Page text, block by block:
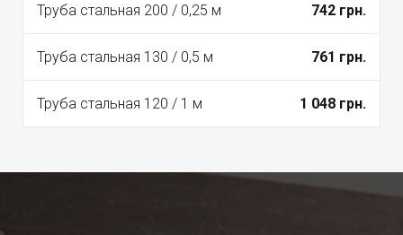
Труба стальная 200 / 0,25 м 742 грн.
Труба стальная 130 / 0,5 м 761 грн.
Труба стальная 120 / 1 м 1 048 грн.